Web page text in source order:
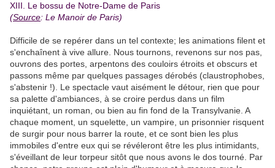
XIII. Le bossu de Notre-Dame de Paris
(Source: Le Manoir de Paris)
Difficile de se repérer dans un tel contexte; les animations filent et
s'enchaînent à vive allure. Nous tournons, revenons sur nos pas,
ouvrons des portes, arpentons des couloirs étroits et obscurs et
passons même par quelques passages dérobés (claustrophobes,
s'abstenir !). Le spectacle vaut aisément le détour, rien que pour
sa palette d'ambiances, à se croire perdus dans un film
inquiétant, un roman, ou bien au fin fond de la Transylvanie. A
chaque moment, un squelette, un vampire, un prisonnier risquent
de surgir pour nous barrer la route, et ce sont bien les plus
immobiles d'entre eux qui se révéleront être les plus intimidants,
s'éveillant de leur torpeur sitôt que nous avons le dos tourné. Par